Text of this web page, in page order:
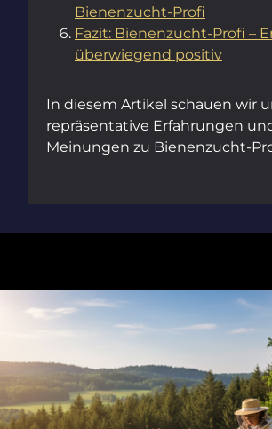
Bienenzucht-Profi
Fazit: Bienenzucht-Profi –
überwiegend positiv
In diesem Artikel schauen wir
repräsentative Erfahrungen
Meinungen zu Bienenzucht-